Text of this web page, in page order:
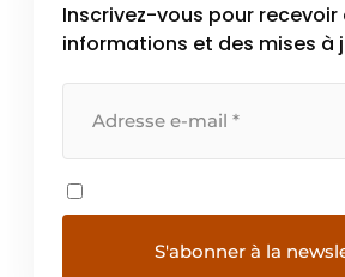
Inscrivez-vous pour recevoir
informations et des mises à